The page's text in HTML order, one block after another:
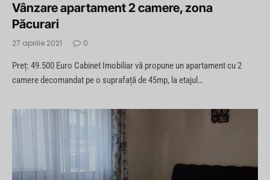
Vânzare apartament 2 camere, zona
Păcurari
27 aprilie 2021 0
Preț: 49.500 Euro Cabinet Imobiliar vă propune un apartament cu 2
camere decomandat pe o suprafață de 45mp, la etajul…